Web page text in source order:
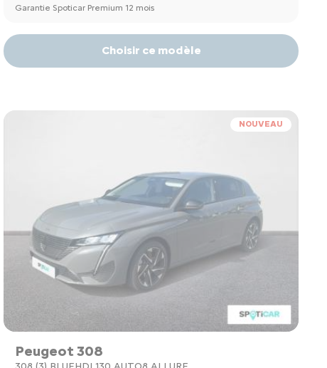
Garantie Spoticar Premium 12 mois
Choisir ce modèle
NOUVEAU
Peugeot 308